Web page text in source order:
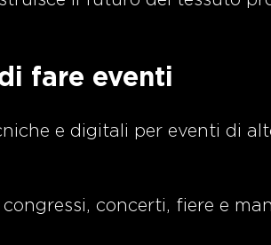
fare eventi
e digitali per eventi di
concerti, fiere e